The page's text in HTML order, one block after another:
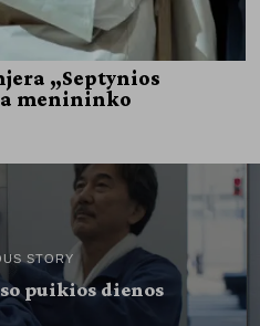
„Septynios
menininko
STORY
puikios dienos